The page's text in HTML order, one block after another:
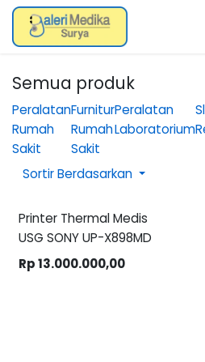
Skip ke Konten
Semua produk
Peralatan
Rumah
Sakit
Furnitur
Rumah
Sakit
Peralatan
Laboratorium
Sortir Berdasarkan
Baru!
Printer Thermal Medis
USG SONY UP-X898MD
Rp13.000.000,00